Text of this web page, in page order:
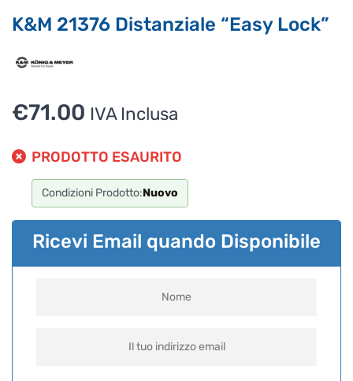
K&M 21376 Distanziale “Easy Lock”
€71.00 IVA Inclusa
PRODOTTO ESAURITO
Condizioni Prodotto:Nuovo
Ricevi Email quando Disponibile